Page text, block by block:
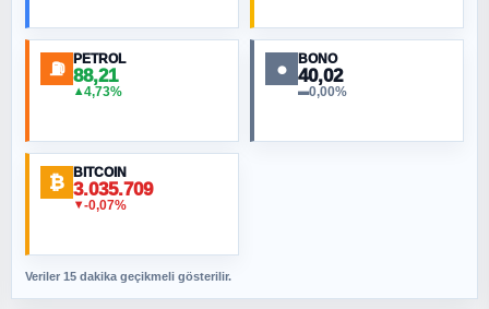
NURETTIN BÖLÜK
ORHAN KILIÇOĞLU
Fahişeye beyinli bir müstevli alçağına
SAVAŞ ŞAHİN
⛽ PETROL
88,21
▲4,73%
● BONO
40,02
▬0,00%
₿ BITCOIN
3.035.709
▼-0,07%
Veriler 15 dakika geçikmeli gösterilir.